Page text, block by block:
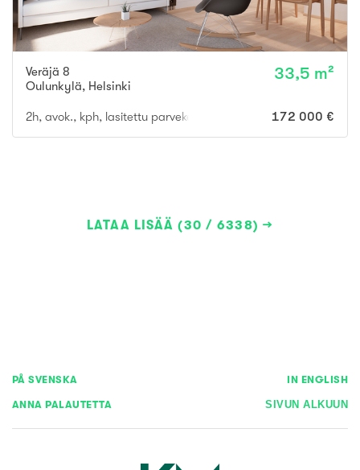
Veräjä 8
Oulunkylä, Helsinki
33,5 m²
2h, avok., kph, lasitettu parveke 172 000 €
LATAA LISÄÄ (30 / 6338)
PÅ SVENSKA IN ENGLISH
ANNA PALAUTETTA SIVUN ALKUUN